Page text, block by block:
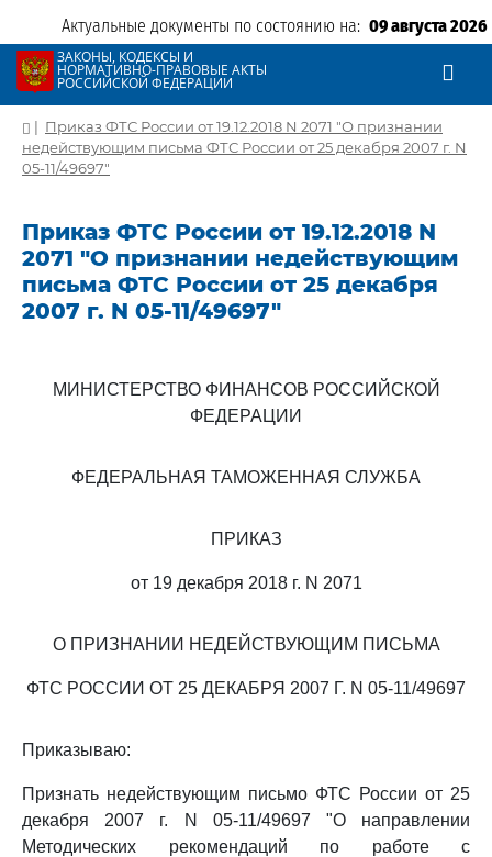
Актуальные документы по состоянию на: 09 августа 2026
ЗАКОНЫ, КОДЕКСЫ И
НОРМАТИВНО-ПРАВОВЫЕ АКТЫ
РОССИЙСКОЙ ФЕДЕРАЦИИ
| Приказ ФТС России от 19.12.2018 N 2071 "О признании
недействующим письма ФТС России от 25 декабря 2007 г. N
05-11/49697"
Приказ ФТС России от 19.12.2018 N
2071 "О признании недействующим
письма ФТС России от 25 декабря
2007 г. N 05-11/49697"
МИНИСТЕРСТВО ФИНАНСОВ РОССИЙСКОЙ
ФЕДЕРАЦИИ
ФЕДЕРАЛЬНАЯ ТАМОЖЕННАЯ СЛУЖБА
ПРИКАЗ
от 19 декабря 2018 г. N 2071
О ПРИЗНАНИИ НЕДЕЙСТВУЮЩИМ ПИСЬМА
ФТС РОССИИ ОТ 25 ДЕКАБРЯ 2007 Г. N 05-11/49697
Приказываю:
Признать недействующим письмо ФТС России от 25
декабря 2007 г. N 05-11/49697 "О направлении
Методических рекомендаций по работе с